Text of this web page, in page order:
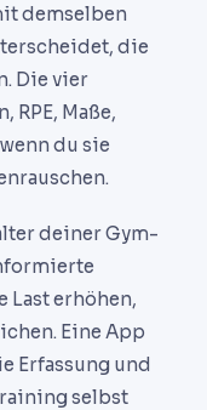
demselben
die
Die vier
RPE, Maße,
du sie
deiner Gym-
Last erhöhen,
Eine App
Erfassung und
selbst